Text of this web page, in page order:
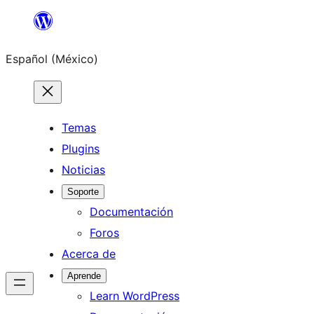
Saltar
contenido
Español (México)
Temas
Plugins
Noticias
Soporte
Documentación
Foros
Acerca de
Aprende
Learn WordPress